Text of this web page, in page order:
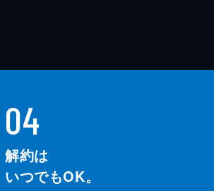
04
解約は
いつでもOK。